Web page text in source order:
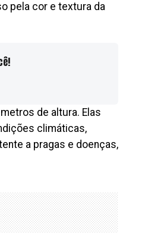
pela cor e textura da
de altura. Elas
climáticas,
a pragas e doenças,